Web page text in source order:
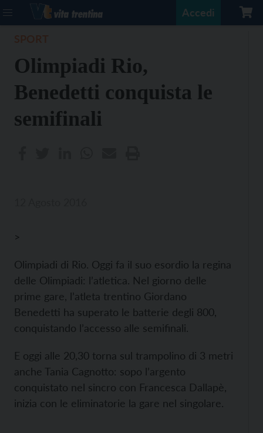
Accedi
Olimpiadi Rio,
Benedetti conquista le
semifinali
>
Olimpiadi di Rio. Oggi fa il suo esordio la regina
delle Olimpiadi: l’atletica. Nel giorno delle
prime gare, l’atleta trentino Giordano
Benedetti ha superato le batterie degli 800,
conquistando l’accesso alle semifinali.
E oggi alle 20,30 torna sul trampolino di 3 metri
anche Tania Cagnotto: sopo l’argento
conquistato nel sincro con Francesca Dallapè,
inizia con le eliminatorie la gare nel singolare.